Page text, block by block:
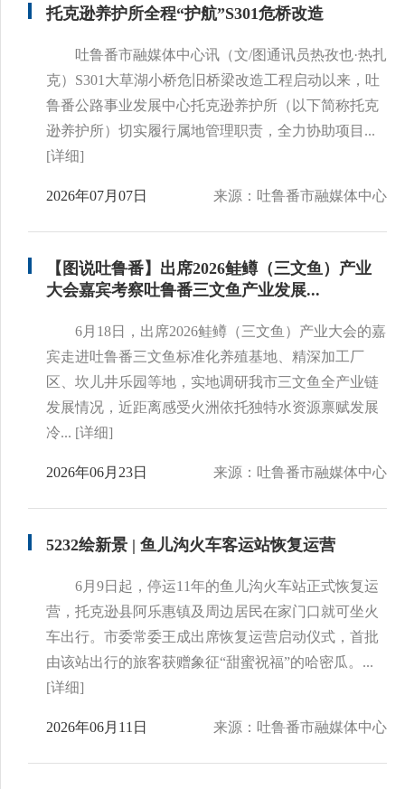
托克逊养护所全程“护航”S301危桥改造
吐鲁番市融媒体中心讯（文/图通讯员热孜也·热扎
克）S301大草湖小桥危旧桥梁改造工程启动以来，吐
鲁番公路事业发展中心托克逊养护所（以下简称托克
逊养护所）切实履行属地管理职责，全力协助项目...
[详细]
2026年07月07日 来源：吐鲁番市融媒体中心
【图说吐鲁番】出席2026鲑鳟（三文鱼）产业
大会嘉宾考察吐鲁番三文鱼产业发展...
6月18日，出席2026鲑鳟（三文鱼）产业大会的嘉
宾走进吐鲁番三文鱼标准化养殖基地、精深加工厂
区、坎儿井乐园等地，实地调研我市三文鱼全产业链
发展情况，近距离感受火洲依托独特水资源禀赋发展
冷... [详细]
2026年06月23日 来源：吐鲁番市融媒体中心
5232绘新景 | 鱼儿沟火车客运站恢复运营
6月9日起，停运11年的鱼儿沟火车站正式恢复运
营，托克逊县阿乐惠镇及周边居民在家门口就可坐火
车出行。市委常委王成出席恢复运营启动仪式，首批
由该站出行的旅客获赠象征“甜蜜祝福”的哈密瓜。...
[详细]
2026年06月11日 来源：吐鲁番市融媒体中心